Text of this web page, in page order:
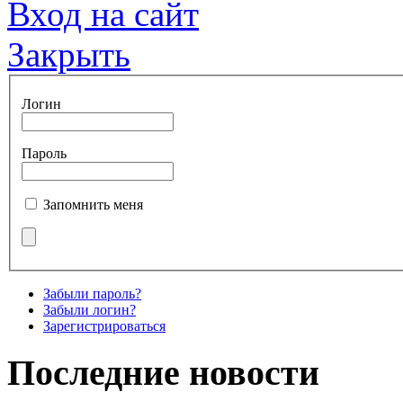
Вход на сайт
Закрыть
Логин
Пароль
Запомнить меня
Забыли пароль?
Забыли логин?
Зарегистрироваться
Последние новости